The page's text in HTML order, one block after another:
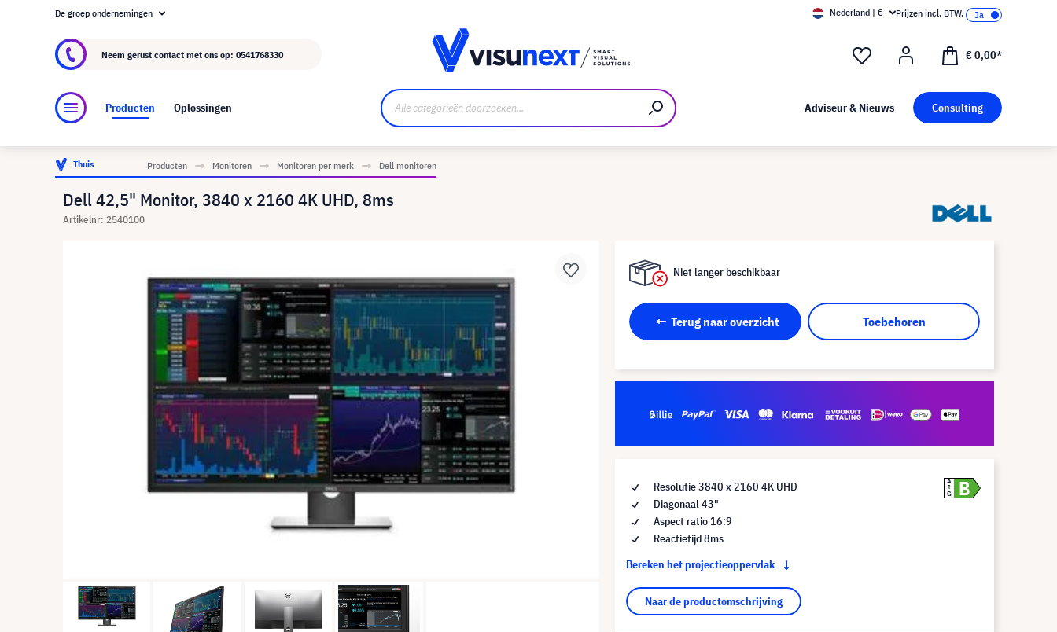
Over visunext.nl
De groep ondernemingen Nederland | € Prijzen incl. BTW.
Neem gerust contact met ons op: 0541768330 € 0,00*
Producten Oplossingen Adviseur & Nieuws Consulting
Thuis Producten Monitoren Monitoren per merk Dell monitoren
Dell 42,5" Monitor, 3840 x 2160 4K UHD, 8ms
Artikelnr: 2540100
Niet langer beschikbaar
Terug naar overzicht Toebehoren
Resolutie 3840 x 2160 4K UHD
Diagonaal 43"
Aspect ratio 16:9
Reactietijd 8ms
Bereken het projectieoppervlak
Naar de productomschrijving
A
G
B